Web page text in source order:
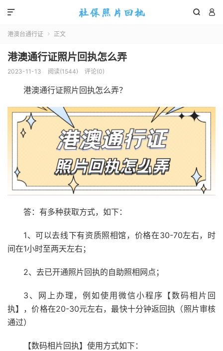
 

港澳台通行证  正文
港澳通行证照片回执怎么弄
2023-11-13 阅读(1544) 评论(0)
港澳通行证照片回执怎么弄？
答：有多种获取方式，如下：
1、可以去线下有资质照相馆，价格在30-70左右，时
间在1小时至两天左右；
2、去已开通照片回执的自助照相网点；
3、网上办理，例如使用微信小程序【数码相片回
执】，价格在20-30元左右，最快十分钟返回执（照片审核
通过）
【数码相片回执】使用方式如下：